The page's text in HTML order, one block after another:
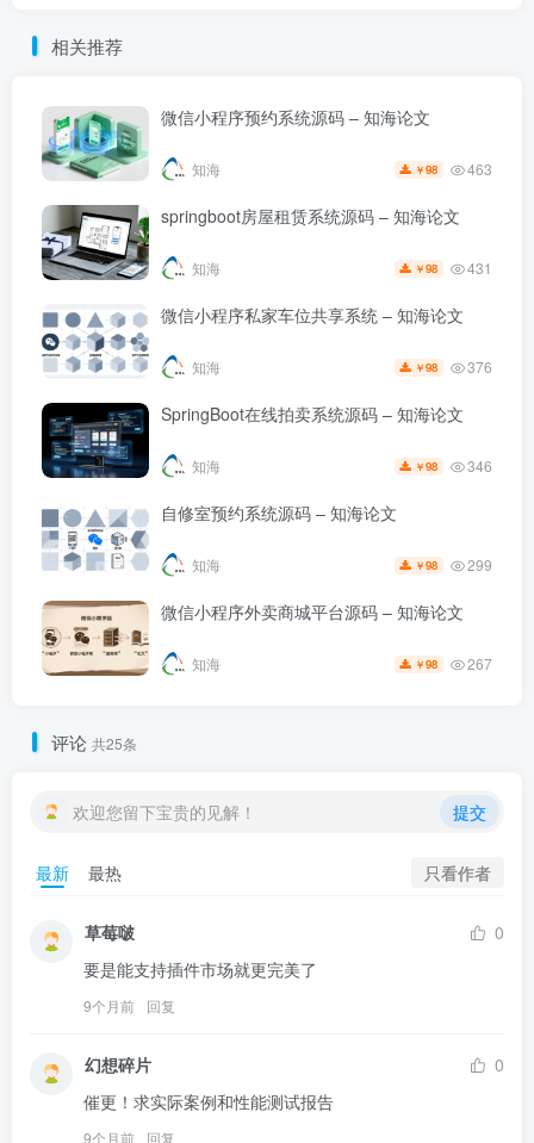
相关推荐
微信小程序预约系统源码 – 知海论文
知海 ￥98 463
springboot房屋租赁系统源码 – 知海论文
知海 ￥98 431
微信小程序私家车位共享系统 – 知海论文
知海 ￥98 376
SpringBoot在线拍卖系统源码 – 知海论文
知海 ￥98 346
自修室预约系统源码 – 知海论文
知海 ￥98 299
微信小程序外卖商城平台源码 – 知海论文
知海 ￥98 267
评论 共25条
欢迎您留下宝贵的见解！ 提交
最新 最热 只看作者
草莓啵
0
要是能支持插件市场就更完美了
9个月前 回复
幻想碎片
0
催更！求实际案例和性能测试报告
9个月前 回复